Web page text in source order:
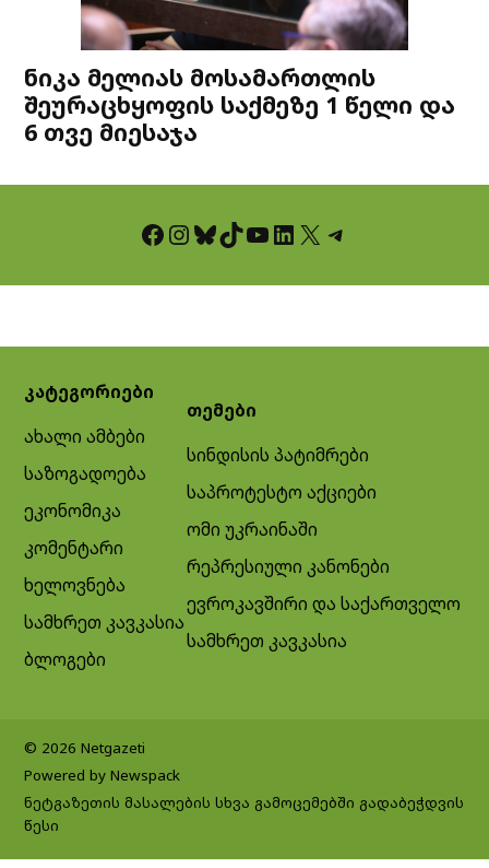
ნიკა მელიას მოსამართლის
შეურაცხყოფის საქმეზე 1 წელი და
6 თვე მიესაჯა
Facebook InstagramBluesky TikTok YouTube LinkedIn X Telegram
კატეგორიები
ახალი ამბები
საზოგადოება
ეკონომიკა
კომენტარი
ხელოვნება
სამხრეთ კავკასია
ბლოგები
თემები
სინდისის პატიმრები
საპროტესტო აქციები
ომი უკრაინაში
რეპრესიული კანონები
ევროკავშირი და საქართველო
სამხრეთ კავკასია
© 2026 Netgazeti
Powered by Newspack
ნეტგაზეთის მასალების სხვა გამოცემებში გადაბეჭდვის
წესი